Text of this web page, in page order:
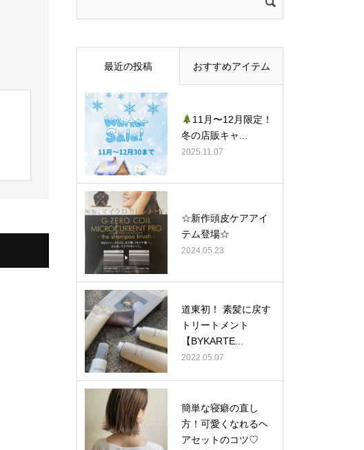
最近の投稿 おすすめアイテム
11月〜12月限定！
冬の店販キャ...
2025.11.07
☆新作頭皮ケアアイ
テム登場☆
2024.05.23
道東初！ 素髪に戻す
トリートメント
【BYKARTE...
2022.05.07
簡単な寝癖の直し
方！可愛くなれるヘ
アセットのコツ♡